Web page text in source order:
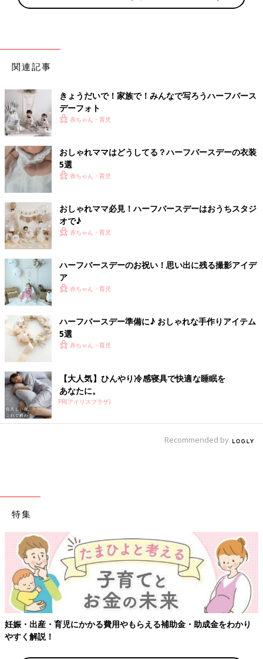
関連記事
きょうだいで！家族で！みんなで写ろうハーフバース
デーフォト
赤ちゃん・育児
おしゃれママはどうしてる？ハーフバースデーの衣装
5選
赤ちゃん・育児
おしゃれママ必見！ハーフバースデーはおうちスタジ
オで♪
赤ちゃん・育児
ハーフバースデーのお祝い！思い出に残る撮影アイデ
ア
赤ちゃん・育児
ハーフバースデー準備に♪ おしゃれな手作りアイテム
5選
赤ちゃん・育児
【大人気】ひんやり冷感寝具で快適な睡眠を
あなたに。
PR(アイリスプラザ)
Recommended by
特集
妊娠・出産・育児にかかる費用やもらえる補助金・助成金をわかり
やすく解説！